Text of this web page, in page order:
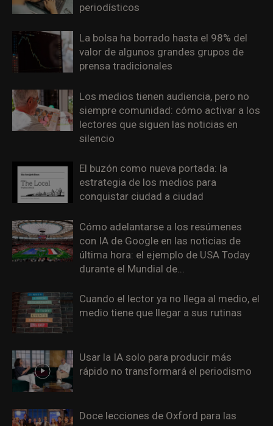
periodísticos
La bolsa ha borrado hasta el 98% del
valor de algunos grandes grupos de
prensa tradicionales
Los medios tienen audiencia, pero no
siempre comunidad: cómo activar a los
lectores que siguen las noticias en
silencio
El buzón como nueva portada: la
estrategia de los medios para
conquistar ciudad a ciudad
Cómo adelantarse a los resúmenes
con IA de Google en las noticias de
última hora: el ejemplo de USA Today
durante el Mundial de...
Cuando el lector ya no llega al medio, el
medio tiene que llegar a sus rutinas
Usar la IA solo para producir más
rápido no transformará el periodismo
Doce lecciones de Oxford para las